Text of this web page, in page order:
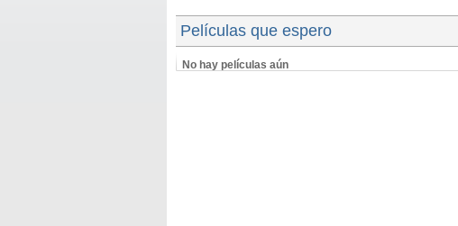
Películas que espero
No hay películas aún